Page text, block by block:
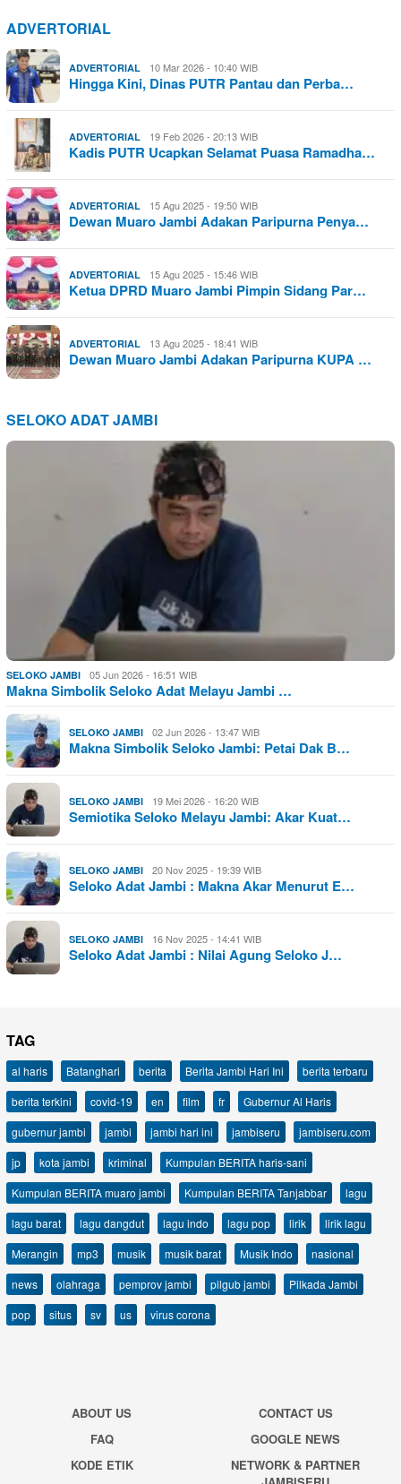
ADVERTORIAL
ADVERTORIAL 10 Mar 2026 - 10:40 WIB
Hingga Kini, Dinas PUTR Pantau dan Perba…
ADVERTORIAL 19 Feb 2026 - 20:13 WIB
Kadis PUTR Ucapkan Selamat Puasa Ramadha…
ADVERTORIAL 15 Agu 2025 - 19:50 WIB
Dewan Muaro Jambi Adakan Paripurna Penya…
ADVERTORIAL 15 Agu 2025 - 15:46 WIB
Ketua DPRD Muaro Jambi Pimpin Sidang Par…
ADVERTORIAL 13 Agu 2025 - 18:41 WIB
Dewan Muaro Jambi Adakan Paripurna KUPA …
SELOKO ADAT JAMBI
SELOKO JAMBI 05 Jun 2026 - 16:51 WIB
Makna Simbolik Seloko Adat Melayu Jambi …
SELOKO JAMBI 02 Jun 2026 - 13:47 WIB
Makna Simbolik Seloko Jambi: Petai Dak B…
SELOKO JAMBI 19 Mei 2026 - 16:20 WIB
Semiotika Seloko Melayu Jambi: Akar Kuat…
SELOKO JAMBI 20 Nov 2025 - 19:39 WIB
Seloko Adat Jambi : Makna Akar Menurut E…
SELOKO JAMBI 16 Nov 2025 - 14:41 WIB
Seloko Adat Jambi : Nilai Agung Seloko J…
TAG
al haris Batanghari berita Berita Jambi Hari Ini
berita terbaru
berita terkini
covid-19 en film fr
Gubernur Al Haris
gubernur jambi
jambi jambi hari ini jambiseru
jambiseru.com
jp
kota jambi kriminal
Kumpulan BERITA haris-sani
Kumpulan BERITA muaro jambi
Kumpulan BERITA Tanjabbar
lagu
lagu barat
lagu dangdut lagu indo lagu pop lirik
lirik lagu
Merangin
mp3 musik musik barat Musik Indo
nasional
news
olahraga pemprov jambi pilgub jambi
Pilkada Jambi
pop
situs sv us virus corona
ABOUT US
CONTACT US
FAQ
GOOGLE NEWS
KODE ETIK
NETWORK & PARTNER